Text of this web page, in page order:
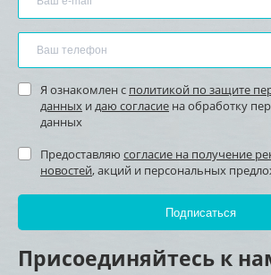
Я ознакомлен с политикой по защите
данных и даю согласие на обработку
данных
Предоставляю согласие на получение
новостей, акций и персональных
Присоединяйтесь к